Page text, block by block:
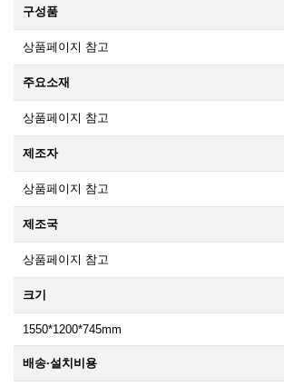
구성품
상품페이지 참고
주요소재
상품페이지 참고
제조자
상품페이지 참고
제조국
상품페이지 참고
크기
1550*1200*745mm
배송·설치비용